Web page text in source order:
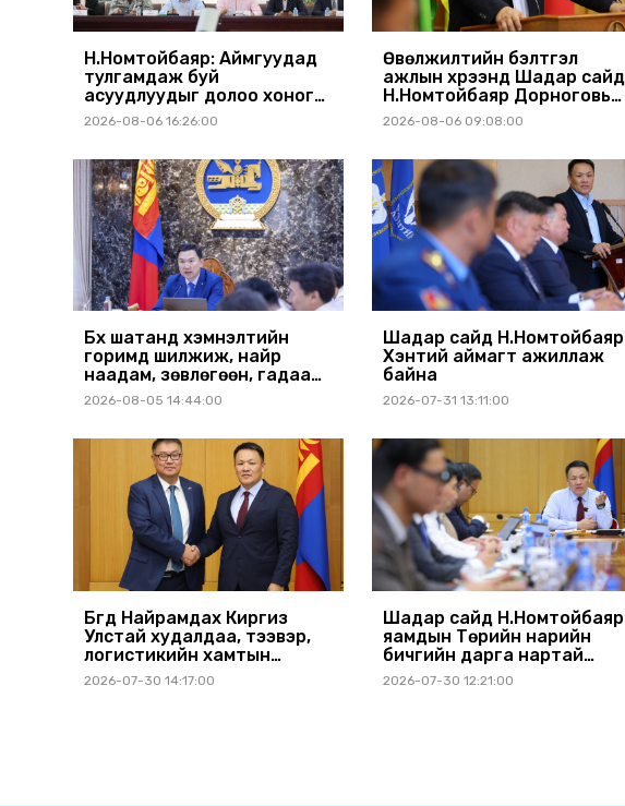
Н.Номтойбаяр: Аймгуудад
тулгамдаж буй
асуудлуудыг долоо хоног
бүр Засгийн газрын
хуралдаанд танилцуулж,
2026-08-06 16:26:00
Өвөлжилтийн бэлтгэл
ажлын хүрээнд Шадар сайд
Н.Номтойбаяр Дорноговь
аймагт ажиллав
2026-08-06 09:08:00
Бүх шатанд хэмнэлтийн
горимд шилжиж, найр
наадам, зөвлөгөөн, гадаад
томилолтыг хориглолоо
2026-08-05 14:44:00
Шадар сайд Н.Номтойбаяр
Хэнтий аймагт ажиллаж
байна
2026-07-31 13:11:00
Бүгд Найрамдах Киргиз
Улстай худалдаа, тээвэр,
логистикийн хамтын
ажиллагааг өргөжүүлнэ
2026-07-30 14:17:00
Шадар сайд Н.Номтойбаяр
яамдын Төрийн нарийн
бичгийн дарга нартай
шуурхай хуралдлаа
2026-07-30 12:21:00